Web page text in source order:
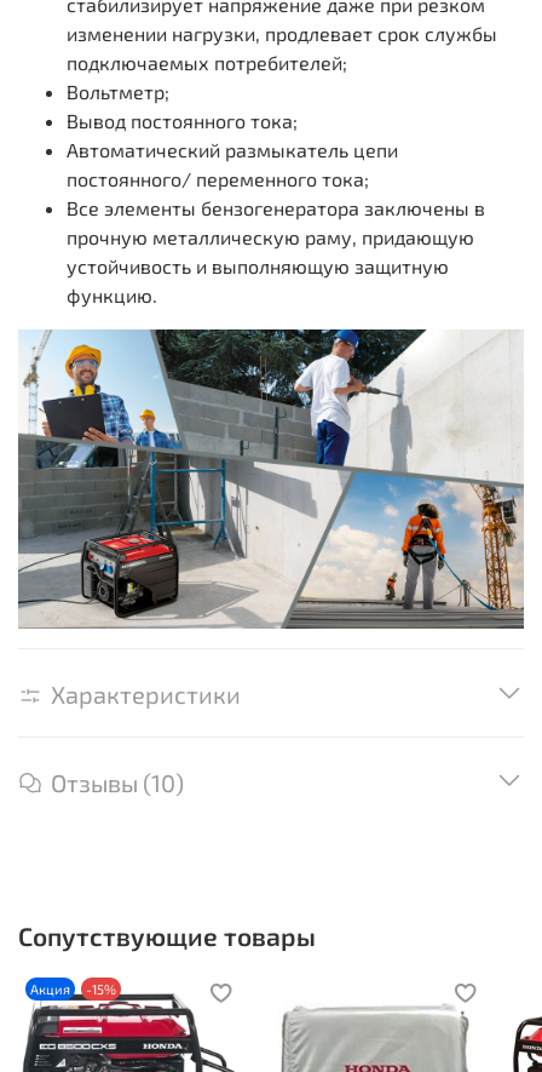
изменении нагрузки, продлевает срок службы
подключаемых потребителей;
Вольтметр;
Вывод постоянного тока;
Автоматический размыкатель цепи
постоянного/ переменного тока;
Все элементы бензогенератора заключены в
прочную металлическую раму, придающую
устойчивость и выполняющую защитную
функцию.
Характеристики
Отзывы (10)
Сопутствующие товары
Акция -15%